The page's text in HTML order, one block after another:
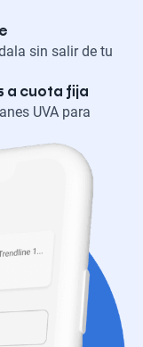
sin salir de tu
a cuota fija
UVA para